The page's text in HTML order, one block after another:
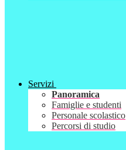
Servizi
Panoramica
Famiglie e studenti
Personale scolastico
Percorsi di studio